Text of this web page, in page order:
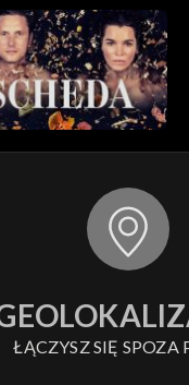
ŁĄCZYSZ SIĘ SPOZA